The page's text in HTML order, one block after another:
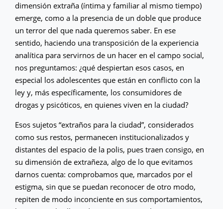
dimensión extraña (íntima y familiar al mismo tiempo)
emerge, como a la presencia de un doble que produce
un terror del que nada queremos saber. En ese
sentido, haciendo una transposición de la experiencia
analítica para servirnos de un hacer en el campo social,
nos preguntamos: ¿qué despiertan esos casos, en
especial los adolescentes que están en conflicto con la
ley y, más específicamente, los consumidores de
drogas y psicóticos, en quienes viven en la ciudad?
Esos sujetos “extraños para la ciudad”, considerados
como sus restos, permanecen institucionalizados y
distantes del espacio de la polis, pues traen consigo, en
su dimensión de extrañeza, algo de lo que evitamos
darnos cuenta: comprobamos que, marcados por el
estigma, sin que se puedan reconocer de otro modo,
repiten de modo inconciente en sus comportamientos,